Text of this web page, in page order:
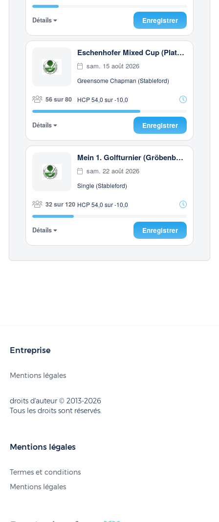
Détails Enregistrer
Eschenhofer Mixed Cup (Platz Eschenhof)
sam. 15 août 2026
Greensome Chapman (Stableford)
56 sur 80 HCP 54,0 sur -10,0
Détails Enregistrer
Mein 1. Golfturnier (Gröbenbach)
sam. 22 août 2026
Single (Stableford)
32 sur 120 HCP 54,0 sur -10,0
Détails Enregistrer
Entreprise
Mentions légales
droits d'auteur © 2013-2026
Tous les droits sont réservés.
Mentions légales
Termes et conditions
Mentions légales